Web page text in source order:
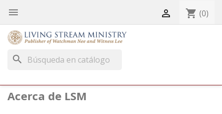
  shopping_cart (0)
search
Acerca de LSM